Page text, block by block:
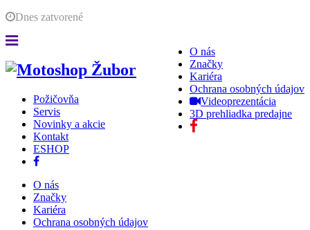
Dnes zatvorené
O nás
Značky
Kariéra
Ochrana osobných údajov
Videoprezentácia
3D prehliadka predajne
Požičovňa
Servis
Novinky a akcie
Kontakt
ESHOP
O nás
Značky
Kariéra
Ochrana osobných údajov